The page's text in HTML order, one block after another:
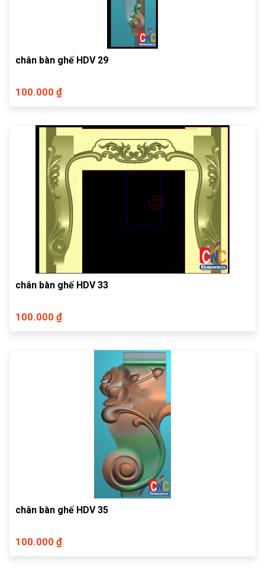
chân bàn ghế HDV 29
100.000 ₫
chân bàn ghế HDV 33
100.000 ₫
chân bàn ghế HDV 35
100.000 ₫